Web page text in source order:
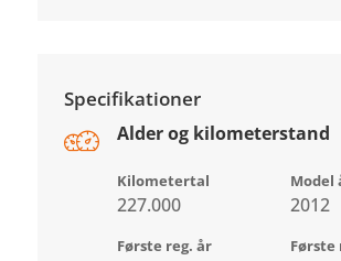
Specifikationer
Alder og kilometerstand
Kilometertal
227.000
Model
2012
Første reg. år Første